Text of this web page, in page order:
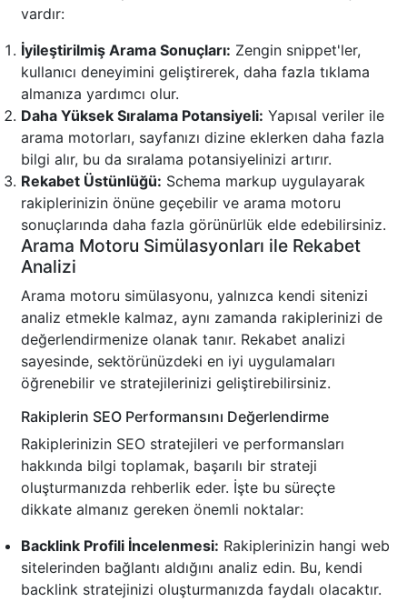
vardır:
İyileştirilmiş Arama Sonuçları: Zengin snippet'ler,
kullanıcı deneyimini geliştirerek, daha fazla tıklama
almanıza yardımcı olur.
Daha Yüksek Sıralama Potansiyeli: Yapısal veriler ile
arama motorları, sayfanızı dizine eklerken daha fazla
bilgi alır, bu da sıralama potansiyelinizi artırır.
Rekabet Üstünlüğü: Schema markup uygulayarak
rakiplerinizin önüne geçebilir ve arama motoru
sonuçlarında daha fazla görünürlük elde edebilirsiniz.
Arama Motoru Simülasyonları ile Rekabet
Analizi
Arama motoru simülasyonu, yalnızca kendi sitenizi
analiz etmekle kalmaz, aynı zamanda rakiplerinizi de
değerlendirmenize olanak tanır. Rekabet analizi
sayesinde, sektörünüzdeki en iyi uygulamaları
öğrenebilir ve stratejilerinizi geliştirebilirsiniz.
Rakiplerin SEO Performansını Değerlendirme
Rakiplerinizin SEO stratejileri ve performansları
hakkında bilgi toplamak, başarılı bir strateji
oluşturmanızda rehberlik eder. İşte bu süreçte
dikkate almanız gereken önemli noktalar:
Backlink Profili İncelenmesi: Rakiplerinizin hangi web
sitelerinden bağlantı aldığını analiz edin. Bu, kendi
backlink stratejinizi oluşturmanızda faydalı olacaktır.